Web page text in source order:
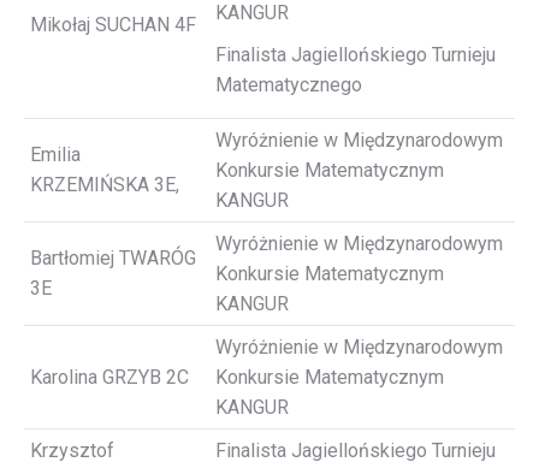
Mikołaj SUCHAN 4F
KANGUR
Finalista Jagiellońskiego Turnieju
Matematycznego
Emilia
KRZEMIŃSKA 3E,
Wyróżnienie w Międzynarodowym
Konkursie Matematycznym
KANGUR
Bartłomiej TWARÓG
3E
Wyróżnienie w Międzynarodowym
Konkursie Matematycznym
KANGUR
Karolina GRZYB 2C
Wyróżnienie w Międzynarodowym
Konkursie Matematycznym
KANGUR
Krzysztof
Finalista Jagiellońskiego Turnieju